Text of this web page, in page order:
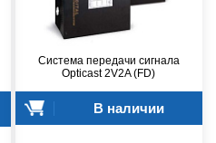
Система передачи сигнала
Opticast 2V2A (FD)
В наличии